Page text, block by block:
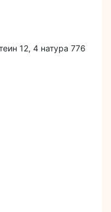
12, 4 натура 776